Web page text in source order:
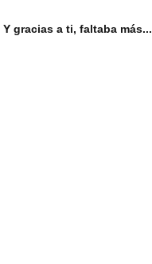
gracias a ti, faltaba más...